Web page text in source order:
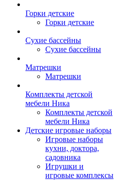
Горки детские
Горки детские
Сухие бассейны
Сухие бассейны
Матрешки
Матрешки
Комплекты детской
мебели Ника
Комплекты детской
мебели Ника
Детские игровые наборы
Игровые наборы
кухни, доктора,
садовника
Игрушки и
игровые комплексы